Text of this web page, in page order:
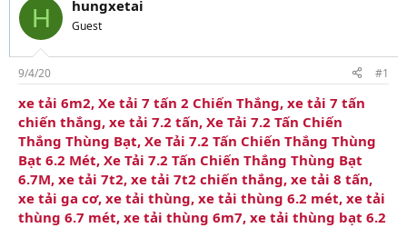
e
d
s
t
a
r
t
e
r
y
g
i
H hungxetai
Guest
9/4/20 #1
xe tải 6m2, Xe tải 7 tấn 2 Chiến Thắng, xe tải 7 tấn
chiến thắng, xe tải 7.2 tấn, Xe Tải 7.2 Tấn Chiến
Thắng Thùng Bạt, Xe Tải 7.2 Tấn Chiến Thắng Thùng
Bạt 6.2 Mét, Xe Tải 7.2 Tấn Chiến Thắng Thùng Bạt
6.7M, xe tải 7t2, xe tải 7t2 chiến thắng, xe tải 8 tấn,
xe tải ga cơ, xe tải thùng, xe tải thùng 6.2 mét, xe tải
thùng 6.7 mét, xe tải thùng 6m7, xe tải thùng bạt 6.2